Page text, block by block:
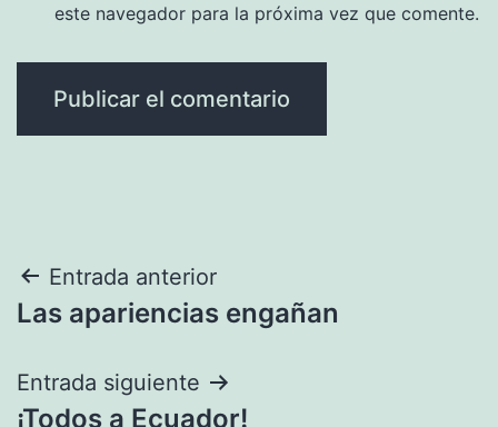
este navegador para la próxima vez que comente.
Navegación
de
entradas
Entrada anterior
Las apariencias engañan
Entrada siguiente
¡Todos a Ecuador!